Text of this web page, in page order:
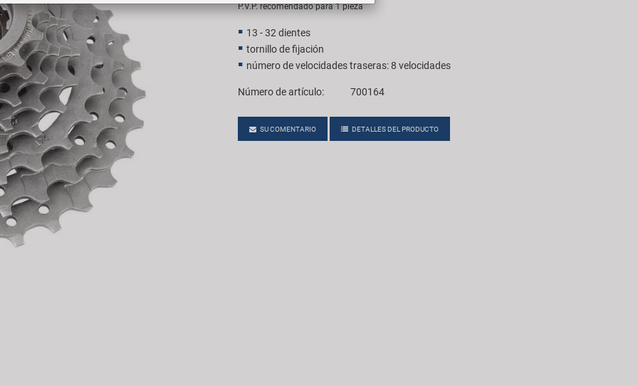
P.V.P. recomendado para 1 pieza
13 - 32 dientes
tornillo de fijación
número de velocidades traseras: 8 velocidades
Número de artículo: 700164
SU COMENTARIO DETALLES DEL PRODUCTO